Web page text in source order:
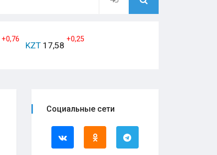
+0,76
KZT 17,58
+0,25
Социальные сети